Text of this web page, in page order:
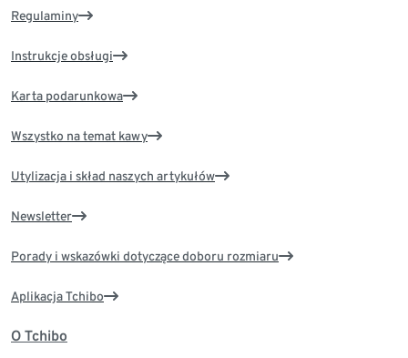
Regulaminy
Instrukcje obsługi
Karta podarunkowa
Wszystko na temat kawy
Utylizacja i skład naszych artykułów
Newsletter
Porady i wskazówki dotyczące doboru rozmiaru
Aplikacja Tchibo
O Tchibo